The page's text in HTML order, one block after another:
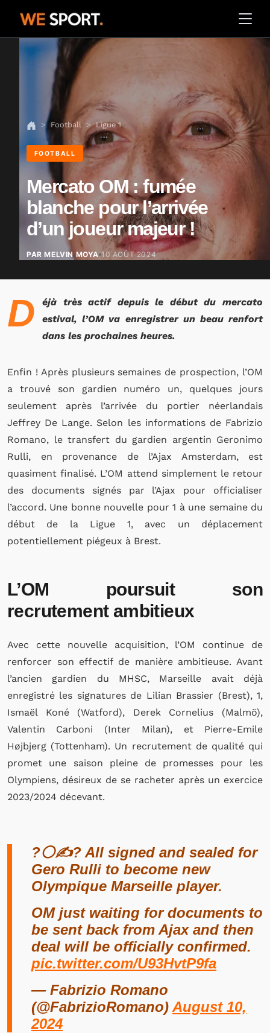
Football Ligue 1
FOOTBALL
Mercato OM : fumée
blanche pour l’arrivée
d’un joueur majeur !
PAR MELVIN MOYA 10 AOÛT 2024
D
éjà très actif depuis le début du mercato
estival, l’OM va enregistrer un beau renfort
dans les prochaines heures.
Enfin ! Après plusieurs semaines de prospection, l’OM
a trouvé son gardien numéro un, quelques jours
seulement après l’arrivée du portier néerlandais
Jeffrey De Lange. Selon les informations de Fabrizio
Romano, le transfert du gardien argentin Geronimo
Rulli, en provenance de l’Ajax Amsterdam, est
quasiment finalisé. L’OM attend simplement le retour
des documents signés par l’Ajax pour officialiser
l’accord. Une bonne nouvelle pour 1 à une semaine du
début de la Ligue 1, avec un déplacement
potentiellement piégeux à Brest.
L’OM poursuit son
recrutement ambitieux
Avec cette nouvelle acquisition, l’OM continue de
renforcer son effectif de manière ambitieuse. Avant
l’ancien gardien du MHSC, Marseille avait déjà
enregistré les signatures de Lilian Brassier (Brest), 1,
Ismaël Koné (Watford), Derek Cornelius (Malmö),
Valentin Carboni (Inter Milan), et Pierre-Emile
Højbjerg (Tottenham). Un recrutement de qualité qui
promet une saison pleine de promesses pour les
Olympiens, désireux de se racheter après un exercice
2023/2024 décevant.
?⚪️✍? All signed and sealed for
Gero Rulli to become new
Olympique Marseille player.
OM just waiting for documents to
be sent back from Ajax and then
deal will be officially confirmed.
pic.twitter.com/U93HvtP9fa
— Fabrizio Romano
(@FabrizioRomano) August 10,
2024